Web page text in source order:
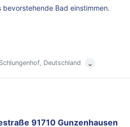
Bad einstimmen.
Deutschland
91710 Gunzenhausen